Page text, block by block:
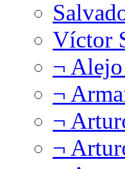
Víctor
¬ Alejo
¬
¬
¬